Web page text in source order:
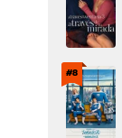
#8